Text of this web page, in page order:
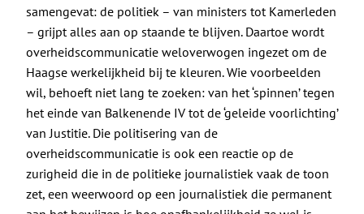
samengevat: de politiek – van ministers tot Kamerleden
– grijpt alles aan op staande te blijven. Daartoe wordt
overheidscommunicatie weloverwogen ingezet om de
Haagse werkelijkheid bij te kleuren. Wie voorbeelden
wil, behoeft niet lang te zoeken: van het ‘spinnen’ tegen
het einde van Balkenende IV tot de ‘geleide voorlichting’
van Justitie. Die politisering van de
overheidscommunicatie is ook een reactie op de
zurigheid die in de politieke journalistiek vaak de toon
zet, een weerwoord op een journalistiek die permanent